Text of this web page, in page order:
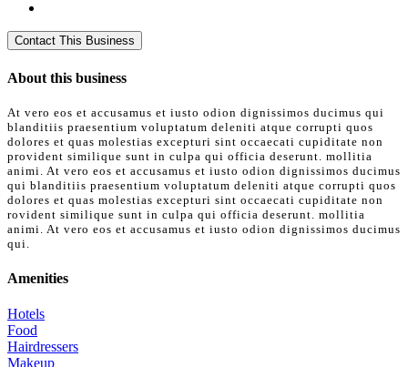
About this business
At vero eos et accusamus et iusto odion dignissimos ducimus qui
blanditiis praesentium voluptatum deleniti atque corrupti quos
dolores et quas molestias excepturi sint occaecati cupiditate non
provident similique sunt in culpa qui officia deserunt. mollitia
animi. At vero eos et accusamus et iusto odion dignissimos ducimus
qui blanditiis praesentium voluptatum deleniti atque corrupti quos
dolores et quas molestias excepturi sint occaecati cupiditate non
rovident similique sunt in culpa qui officia deserunt. mollitia
animi. At vero eos et accusamus et iusto odion dignissimos ducimus
qui.
Amenities
Hotels
Food
Hairdressers
Makeup